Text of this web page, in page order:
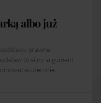
albo już
prawne.
to silny argument
skutecznie.